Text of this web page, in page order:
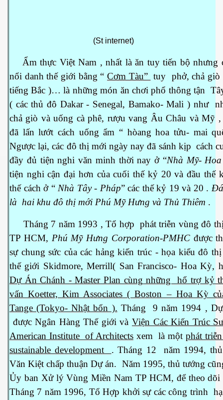
(St internet)
Ẩm thực Việt Nam , nhất là ăn tuy tiến bộ nhưng
nổi danh thế giới bằng “Cơm Tàu” tuy phở, chả giò
tiếng Bắc )… là những món ăn chơi phổ thông tận
( các thủ đô Dakar - Senegal, Bamako- Mali ) như
chả giò và uống cà phê, rượu vang Âu Châu và Mỹ
đã lấn lướt cách uống ẩm “ hòang hoa tửu- mai
Ngược lại, các đô thị mới ngày nay đã sánh kịp cách
đầy đủ tiện nghi văn minh thời nay ở “Nhà Mỹ-
tiện nghi cận đại hơn của cuối thế kỷ 20 và đầu thế
thế cách ở “ Nhà Tây - Pháp” các thế kỷ 19 và 20 .
là hai khu đô thị mới Phú Mỹ Hưng và Thủ Thiêm
Tháng 7 năm 1993 , Tổ hợp phát triễn vùng đô
TP HCM, Phú Mỹ Hưng Corporation-PMHCđược
sự chung sức của các hảng kiến trúc - họa kiểu đô
thế giới Skidmore, Merrill( San Francisco- Hoa Kỳ,
Dự Án Chánh - Master Plan cùng những hổ trợ kỷ
vấn Koetter, Kim Associates ( Boston – Hoa Kỳ
Tange (Tokyo- Nhật bổn ). Tháng 9 năm 1994 ,
được Ngân Hàng Thế giới và Viện Các Kiến Trúc
American Institute of Architects xem là một phát
sustainable development . Tháng 12 năm 1994,
Văn Kiệt chấp thuận Dự án. Năm 1995, thủ tướng
Ủy ban Xử lý Vùng Miền Nam TP HCM, để theo dõi
Tháng 7 năm 1996, Tổ Hợp khởi sự các công trình
cổ đại